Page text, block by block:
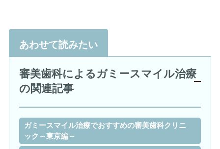
あわせて読みたい
審美歯科によるガミースマイル治療
の関連記事
ガミースマイル治療でおすすめの審美歯科クリニ
ック～東京編～